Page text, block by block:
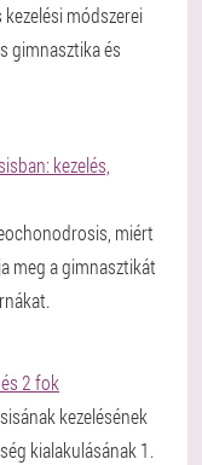
módszerei
gimnasztika és
kezelés,
miért
meg a gimnasztikát
2 fok
kezelésének
kialakulásának 1.